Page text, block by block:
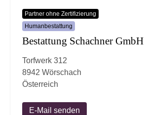
Partner ohne Zertifizierung
Humanbestattung
Bestattung Schachner GmbH
Torfwerk 312
8942 Wörschach
Österreich
E-Mail senden